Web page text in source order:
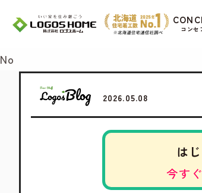
コンセ
2026.05.08
は
今す
Cookie を使用して、お客様の活動
No